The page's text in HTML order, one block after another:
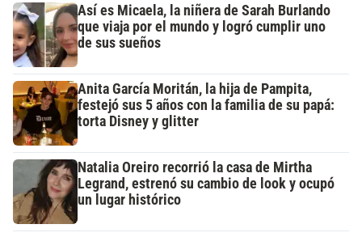
Así es Micaela, la niñera de Sarah Burlando
que viaja por el mundo y logró cumplir uno
de sus sueños
Anita García Moritán, la hija de Pampita,
festejó sus 5 años con la familia de su papá:
torta Disney y glitter
Natalia Oreiro recorrió la casa de Mirtha
Legrand, estrenó su cambio de look y ocupó
un lugar histórico